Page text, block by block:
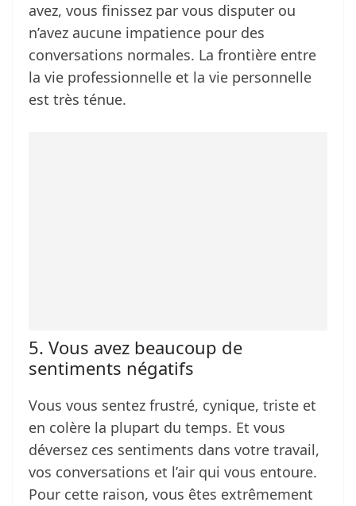
avez, vous finissez par vous disputer ou
n’avez aucune impatience pour des
conversations normales. La frontière entre
la vie professionnelle et la vie personnelle
est très ténue.
5. Vous avez beaucoup de
sentiments négatifs
Vous vous sentez frustré, cynique, triste et
en colère la plupart du temps. Et vous
déversez ces sentiments dans votre travail,
vos conversations et l’air qui vous entoure.
Pour cette raison, vous êtes extrêmement